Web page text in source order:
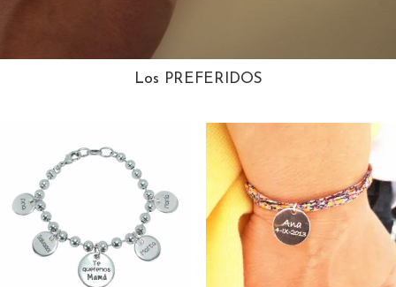
Los PREFERIDOS